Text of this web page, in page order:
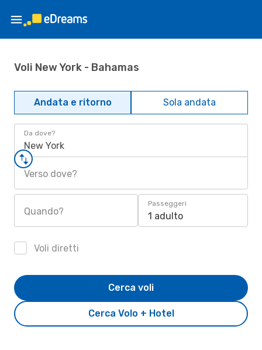
Voli New York - Bahamas
Andata e ritorno Sola andata
Da dove?
New York
Verso dove?
Quando?
Passeggeri
1 adulto
Voli diretti
Cerca Volo + Hotel
Cerca voli